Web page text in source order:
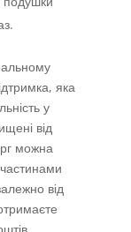
яка
у
від
можна
від